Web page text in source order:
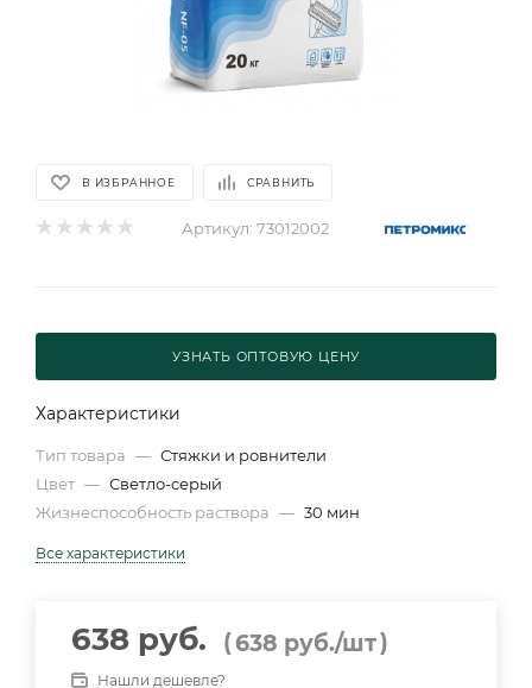
В ИЗБРАННОЕ СРАВНИТЬ
Артикул: 73012002
УЗНАТЬ ОПТОВУЮ ЦЕНУ
Характеристики
Тип товара — Стяжки и ровнители
Цвет — Светло-серый
Жизнеспособность раствора — 30 мин
Все характеристики
638 руб. (638 руб./шт)
Нашли дешевле?